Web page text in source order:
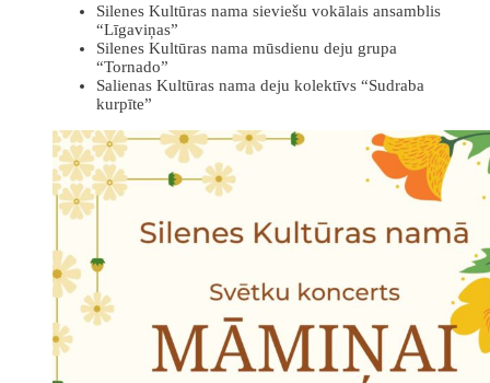
Silenes Kultūras nama sieviešu vokālais ansamblis
“Līgaviņas”
Silenes Kultūras nama mūsdienu deju grupa
“Tornado”
Salienas Kultūras nama deju kolektīvs “Sudraba
kurpīte”